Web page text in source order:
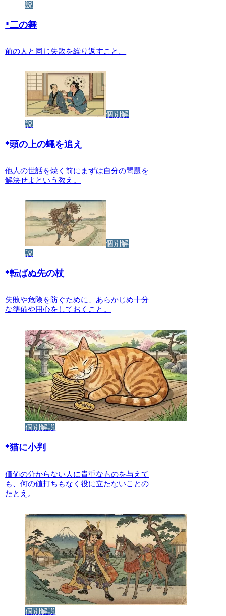
説
*二の舞
前の人と同じ失敗を繰り返すこと。
個別解
説
*頭の上の蠅を追え
他人の世話を焼く前にまずは自分の問題を
解決せよという教え。
個別解
説
*転ばぬ先の杖
失敗や危険を防ぐために、あらかじめ十分
な準備や用心をしておくこと。
個別解説
*猫に小判
価値の分からない人に貴重なものを与えて
も、何の値打ちもなく役に立たないことの
たとえ。
個別解説